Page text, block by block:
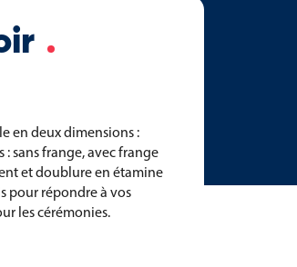
en deux dimensions :
: sans frange, avec frange
et doublure en étamine
pour répondre à vos
les cérémonies.